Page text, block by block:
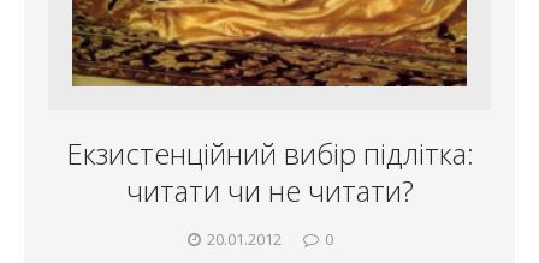
Екзистенційний вибір підлітка:
читати чи не читати?
20.01.2012 0